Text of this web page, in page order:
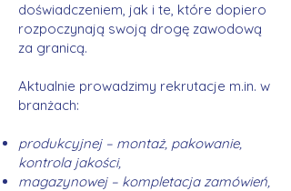
doświadczeniem, jak i te, które dopiero
rozpoczynają swoją drogę zawodową
za granicą.
Aktualnie prowadzimy rekrutacje m.in. w
branżach:
produkcyjnej – montaż, pakowanie,
kontrola jakości,
magazynowej – kompletacja zamówień,